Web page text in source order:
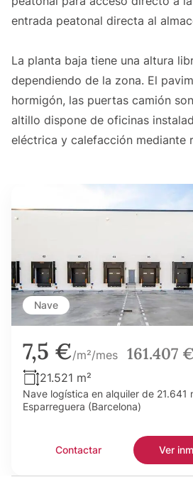
entrada peatonal directa al
La planta baja tiene una altura
dependiendo de la zona. El
hormigón, las puertas camión
altillo dispone de oficinas
eléctrica y calefacción mediante
Nave
7,5 €/m²/mes 161.407
21.521 m²
Nave logística en alquiler de 21.641
Esparreguera (Barcelona)
Contactar Ver